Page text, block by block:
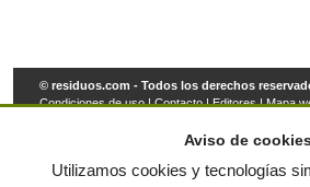
© residuos.com - Todos los derechos
Condiciones de uso|Contacto|Editores|Mapa
Economía circular Mueble Hogar Para
Aviso de
Utilizamos cookies y tecnologías